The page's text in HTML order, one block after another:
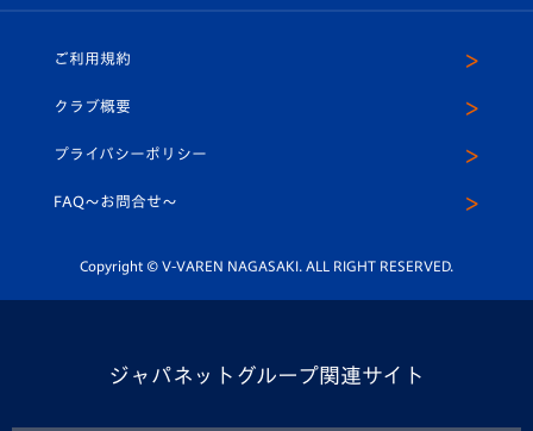
ホームタウン
平和祈念活動
ホームタウン活動
U-18
スクール
ヴィヴィくんインスタグラム
公式LINE＠
ご利用規約
クラブ概要
プライバシーポリシー
FAQ〜お問合せ〜
Copyright © V-VAREN NAGASAKI. ALL RIGHT RESERVED.
ジャパネットグループ関連サイト